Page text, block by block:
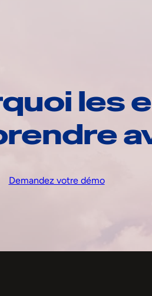
les
Demandez votre démo